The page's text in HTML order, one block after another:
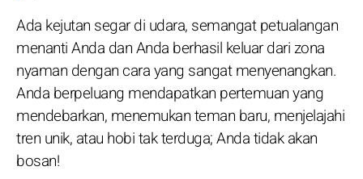
Ada kejutan segar di udara, semangat petualangan
menanti Anda dan Anda berhasil keluar dari zona
nyaman dengan cara yang sangat menyenangkan.
Anda berpeluang mendapatkan pertemuan yang
mendebarkan, menemukan teman baru, menjelajahi
tren unik, atau hobi tak terduga; Anda tidak akan
bosan!